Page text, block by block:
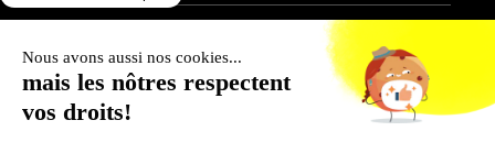
Mentions légales
Politique de confidentialité
Politique des cookies
Conditions générales de vente